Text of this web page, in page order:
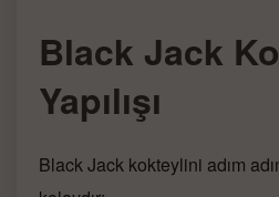
Black Jack
Yapılışı
Black Jack kokteylini adım